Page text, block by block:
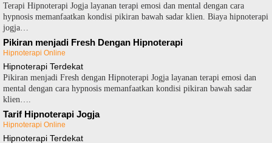
Terapi Hipnoterapi Jogja layanan terapi emosi dan mental dengan cara
hypnosis memanfaatkan kondisi pikiran bawah sadar klien. Biaya hipnoterapi
jogja…
Pikiran menjadi Fresh Dengan Hipnoterapi
Hipnoterapi Online
Hipnoterapi Terdekat
Pikiran menjadi Fresh dengan Hipnoterapi Jogja layanan terapi emosi dan
mental dengan cara hypnosis memanfaatkan kondisi pikiran bawah sadar
klien….
Tarif Hipnoterapi Jogja
Hipnoterapi Online
Hipnoterapi Terdekat